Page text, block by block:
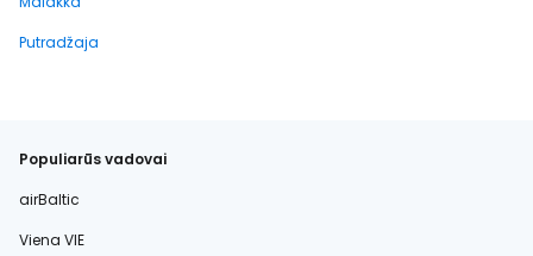
Putradžaja
Populiarūs vadovai
airBaltic
Viena VIE